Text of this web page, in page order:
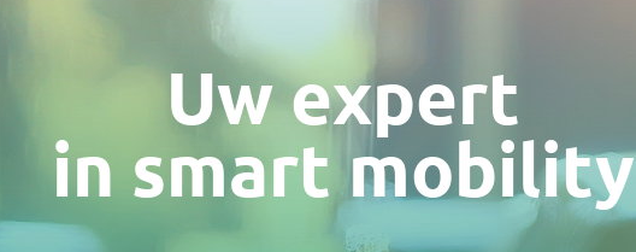
Uw expert
in smart mobility